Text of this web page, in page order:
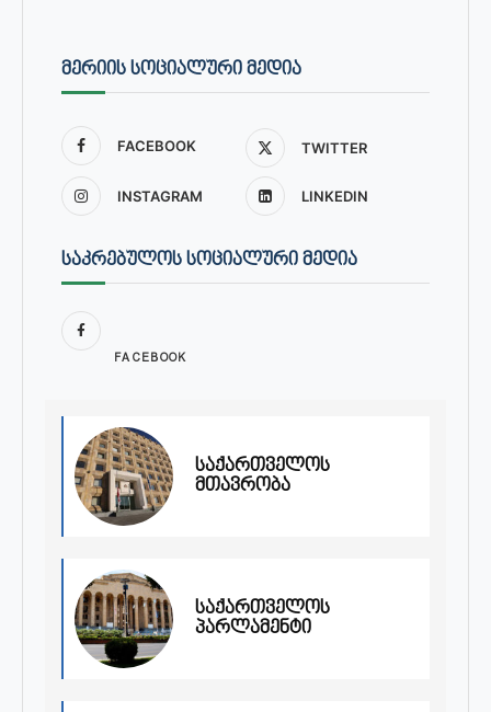
ᲛᲔᲠᲘᲘᲡ ᲡᲝᲪᲘᲐᲚᲣᲠᲘ ᲛᲔᲓᲘᲐ
FACEBOOK TWITTER
INSTAGRAM LINKEDIN
ᲡᲐᲙᲠᲔᲑᲣᲚᲝᲡ ᲡᲝᲪᲘᲐᲚᲣᲠᲘ ᲛᲔᲓᲘᲐ
FACEBOOK
საქართველოს
მთავრობა
საქართველოს
პარლამენტი